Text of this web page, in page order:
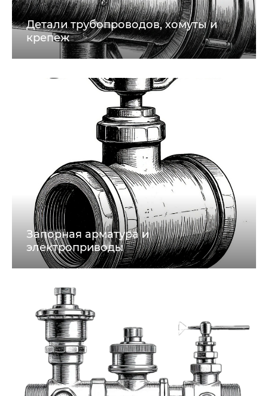
Детали трубопроводов, хомуты и
крепеж
Запорная арматура и
электроприводы